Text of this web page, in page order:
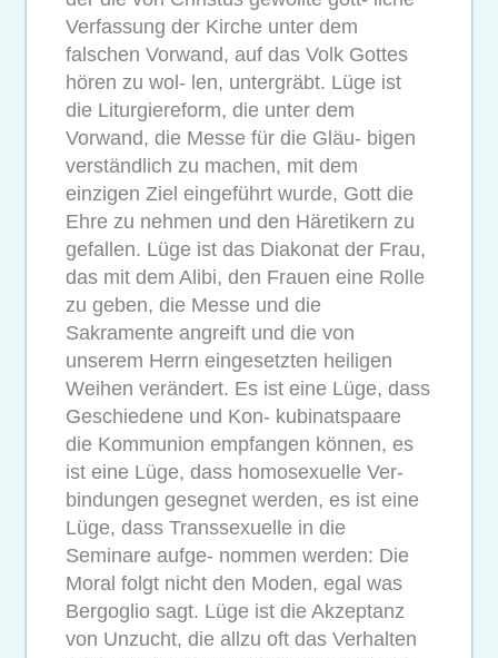
Verfassung der Kirche unter dem
falschen Vorwand, auf das Volk Gottes
hören zu wol- len, untergräbt. Lüge ist
die Liturgiereform, die unter dem
Vorwand, die Messe für die Gläu- bigen
verständlich zu machen, mit dem
einzigen Ziel eingeführt wurde, Gott die
Ehre zu nehmen und den Häretikern zu
gefallen. Lüge ist das Diakonat der Frau,
das mit dem Alibi, den Frauen eine Rolle
zu geben, die Messe und die
Sakramente angreift und die von
unserem Herrn eingesetzten heiligen
Weihen verändert. Es ist eine Lüge, dass
Geschiedene und Kon- kubinatspaare
die Kommunion empfangen können, es
ist eine Lüge, dass homosexuelle Ver-
bindungen gesegnet werden, es ist eine
Lüge, dass Transsexuelle in die
Seminare aufge- nommen werden: Die
Moral folgt nicht den Moden, egal was
Bergoglio sagt. Lüge ist die Akzeptanz
von Unzucht, die allzu oft das Verhalten